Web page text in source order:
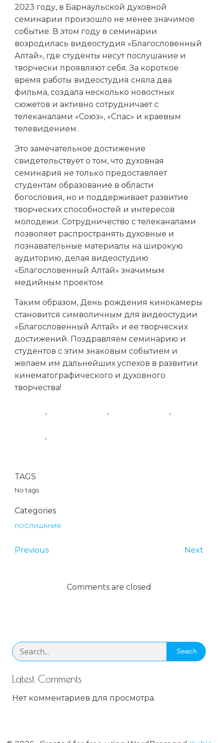
2023 году, в Барнаульской духовной
семинарии произошло не менее значимое
событие. В этом году в семинарии
возродилась видеостудия «Благословенный
Алтай», где студенты несут послушание и
творчески проявляют себя. За короткое
время работы видеостудия сняла два
фильма, создала несколько новостных
сюжетов и активно сотрудничает с
телеканалами «Союз», «Спас» и краевым
телевидением.
Это замечательное достижение
свидетельствует о том, что духовная
семинария не только предоставляет
студентам образование в области
богословия, но и поддерживает развитие
творческих способностей и интересов
молодежи. Сотрудничество с телеканалами
позволяет распространять духовные и
познавательные материалы на широкую
аудиторию, делая видеостудию
«Благословенный Алтай» значимым
медийным проектом.
Таким образом, День рождения кинокамеры
становится символичным для видеостудии
«Благословенный Алтай» и ее творческих
достижений. Поздравляем семинарию и
студентов с этим знаковым событием и
желаем им дальнейших успехов в развитии
кинематографического и духовного
творчества!
TAGS
No tags
Categories
ПОСЛУШАНИЯ
Previous Next
Comments are closed
Search
Latest Comments
Нет комментариев для просмотра.